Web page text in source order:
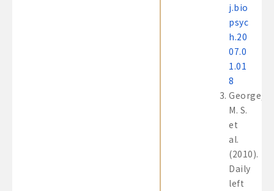
j.bio
psyc
h.20
07.0
1.01
8
George,
M. S.
et
al.
(2010).
Daily
left